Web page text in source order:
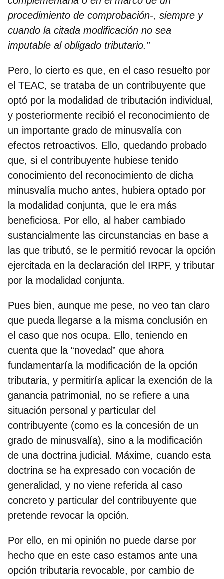
procedimiento de comprobación-, siempre y
cuando la citada modificación no sea
imputable al obligado tributario.”
Pero, lo cierto es que, en el caso resuelto por
el TEAC, se trataba de un contribuyente que
optó por la modalidad de tributación individual,
y posteriormente recibió el reconocimiento de
un importante grado de minusvalía con
efectos retroactivos. Ello, quedando probado
que, si el contribuyente hubiese tenido
conocimiento del reconocimiento de dicha
minusvalía mucho antes, hubiera optado por
la modalidad conjunta, que le era más
beneficiosa. Por ello, al haber cambiado
sustancialmente las circunstancias en base a
las que tributó, se le permitió revocar la opción
ejercitada en la declaración del IRPF, y tributar
por la modalidad conjunta.
Pues bien, aunque me pese, no veo tan claro
que pueda llegarse a la misma conclusión en
el caso que nos ocupa. Ello, teniendo en
cuenta que la “novedad” que ahora
fundamentaría la modificación de la opción
tributaria, y permitiría aplicar la exención de la
ganancia patrimonial, no se refiere a una
situación personal y particular del
contribuyente (como es la concesión de un
grado de minusvalía), sino a la modificación
de una doctrina judicial. Máxime, cuando esta
doctrina se ha expresado con vocación de
generalidad, y no viene referida al caso
concreto y particular del contribuyente que
pretende revocar la opción.
Por ello, en mi opinión no puede darse por
hecho que en este caso estamos ante una
opción tributaria revocable, por cambio de